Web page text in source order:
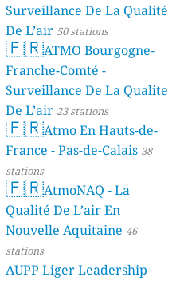
Surveillance De La Qualité
De L’air 50 stations
🇫🇷ATMO Bourgogne-
Franche-Comté -
Surveillance De La Qualite
De L’air 23 stations
🇫🇷Atmo En Hauts-de-
France - Pas-de-Calais 38
stations
🇫🇷AtmoNAQ - La
Qualité De L’air En
Nouvelle Aquitaine 46
stations
AUPP Liger Leadership